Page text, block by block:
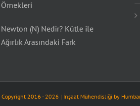
Özellikleri ve Günlük Hayattaki
Örnekleri
Newton (N) Nedir? Kütle ile
Ağırlık Arasındaki Fark